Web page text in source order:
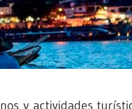
y actividades